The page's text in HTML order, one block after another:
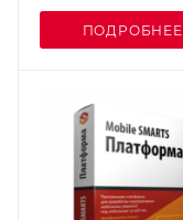
ПОДРОБНЕЕ